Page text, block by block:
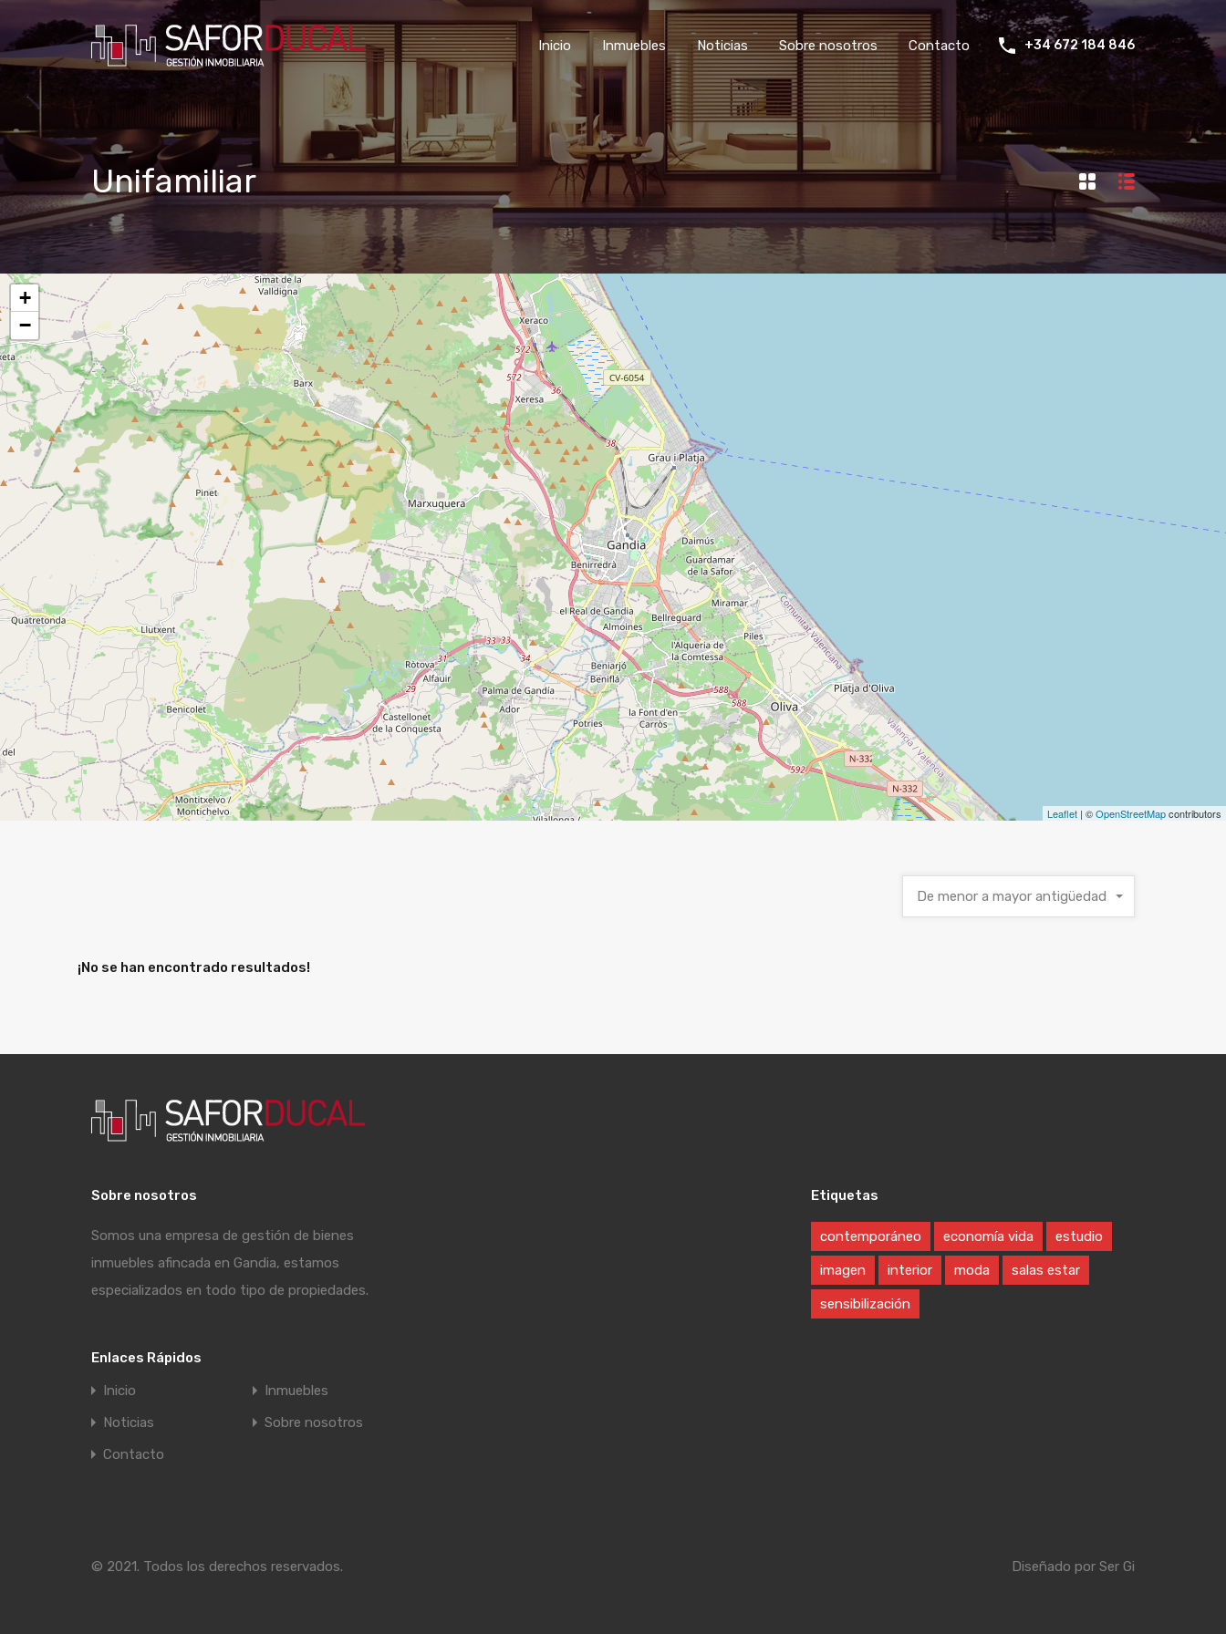
Inicio Inmuebles Noticias Sobre nosotros Contacto +34 672 184 846
Unifamiliar
+
−
Leaflet | ©OpenStreetMapcontributors
De menor a mayor antigüedad
¡No se han encontrado resultados!
Sobre nosotros
Somos una empresa de gestión de bienes
inmuebles afincada en Gandia, estamos
especializados en todo tipo de propiedades.
Enlaces Rápidos
Inicio
Inmuebles
Noticias
Sobre nosotros
Contacto
Etiquetas
contemporáneo economía vida estudio
imagen interior moda salas estar
sensibilización
© 2021. Todos los derechos reservados. Diseñado por Ser Gi